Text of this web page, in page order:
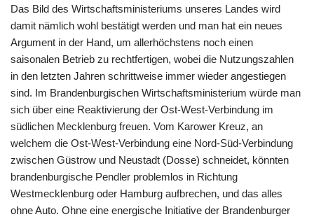
Das Bild des Wirtschaftsministeriums unseres Landes wird
damit nämlich wohl bestätigt werden und man hat ein neues
Argument in der Hand, um allerhöchstens noch einen
saisonalen Betrieb zu rechtfertigen, wobei die Nutzungszahlen
in den letzten Jahren schrittweise immer wieder angestiegen
sind. Im Brandenburgischen Wirtschaftsministerium würde man
sich über eine Reaktivierung der Ost-West-Verbindung im
südlichen Mecklenburg freuen. Vom Karower Kreuz, an
welchem die Ost-West-Verbindung eine Nord-Süd-Verbindung
zwischen Güstrow und Neustadt (Dosse) schneidet, könnten
brandenburgische Pendler problemlos in Richtung
Westmecklenburg oder Hamburg aufbrechen, und das alles
ohne Auto. Ohne eine energische Initiative der Brandenburger